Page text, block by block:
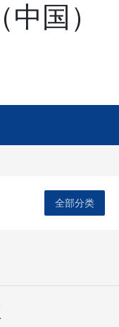
国）
全部分类